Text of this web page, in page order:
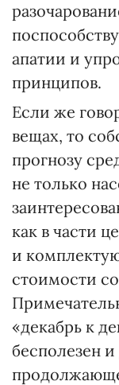
апатии и
принципов.
Если же
вещах, то
прогнозу
не только
как в части
и
стоимости
«декабрь к
бесполезен